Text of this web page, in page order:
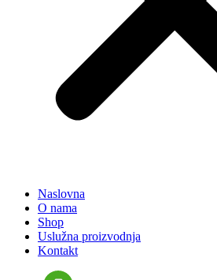
Naslovna
O nama
Shop
Uslužna proizvodnja
Kontakt